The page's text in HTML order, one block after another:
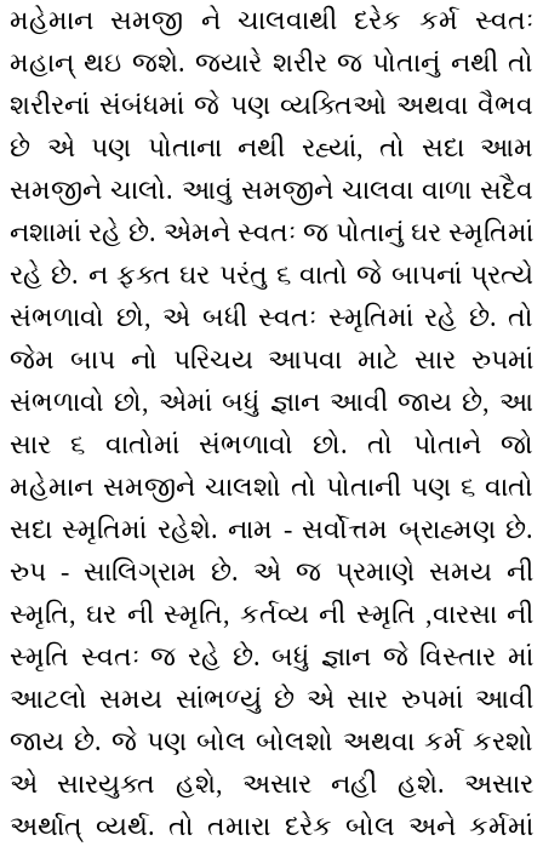
મહેમાન સમજી ને ચાલવાથી દરેક કર્મ સ્વતઃ
મહાન્ થઇ જશે. જ્યારે શરીર જ પોતાનું નથી તો
શરીરનાં સંબંધમાં જે પણ વ્યક્તિઓ અથવા વૈભવ
છે એ પણ પોતાના નથી રહ્યાં, તો સદા આમ
સમજીને ચાલો. આવું સમજીને ચાલવા વાળા સદૈવ
નશામાં રહે છે. એમને સ્વતઃ જ પોતાનું ઘર સ્મૃતિમાં
રહે છે. ન ફક્ત ઘર પરંતુ ૬ વાતો જે બાપનાં પ્રત્યે
સંભળાવો છો, એ બધી સ્વતઃ સ્મૃતિમાં રહે છે. તો
જેમ બાપ નો પરિચય આપવા માટે સાર રુપમાં
સંભળાવો છો, એમાં બધું જ્ઞાન આવી જાય છે, આ
સાર ૬ વાતોમાં સંભળાવો છો. તો પોતાને જો
મહેમાન સમજીને ચાલશો તો પોતાની પણ ૬ વાતો
સદા સ્મૃતિમાં રહેશે. નામ - સર્વોત્તમ બ્રાહ્મણ છે.
રુપ - સાલિગ્રામ છે. એ જ પ્રમાણે સમય ની
સ્મૃતિ, ઘર ની સ્મૃતિ, કર્તવ્ય ની સ્મૃતિ ,વારસા ની
સ્મૃતિ સ્વતઃ જ રહે છે. બધું જ્ઞાન જે વિસ્તાર માં
આટલો સમય સાંભળ્યું છે એ સાર રુપમાં આવી
જાય છે. જે પણ બોલ બોલશો અથવા કર્મ કરશો
એ સારયુક્ત હશે, અસાર નહીં હશે. અસાર
અર્થાત્ વ્યર્થ. તો તમારા દરેક બોલ અને કર્મમાં